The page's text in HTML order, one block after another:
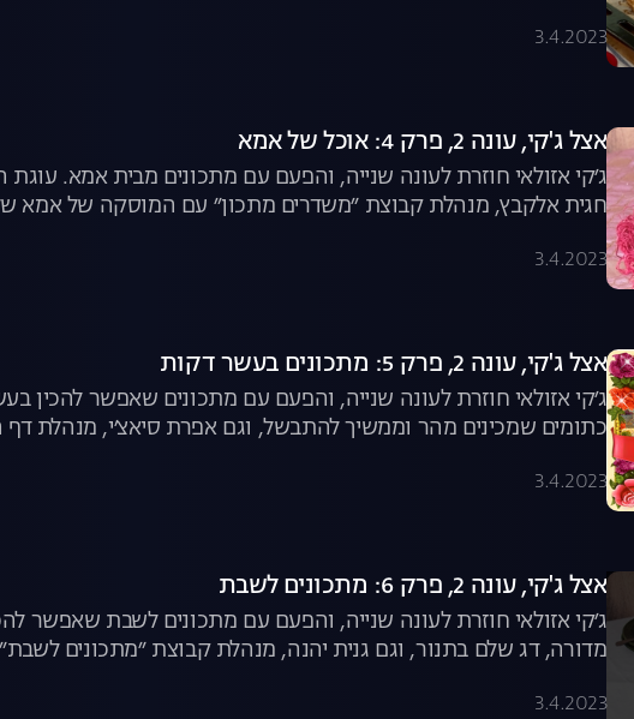
3.4.2023
אצל ג'קי, עונה 2, פרק 4: אוכל של אמא
ג׳קי אזולאי חוזרת לעונה שנייה, והפעם עם מתכונים מבית אמא.
חגית אלקבץ, מנהלת קבוצת ״משדרים מתכון״ עם המוסקה של אמא
3.4.2023
אצל ג'קי, עונה 2, פרק 5: מתכונים בעשר דקות
ג׳קי אזולאי חוזרת לעונה שנייה, והפעם עם מתכונים שאפשר
3.4.2023
אצל ג'קי, עונה 2, פרק 6: מתכונים לשבת
ג׳קי אזולאי חוזרת לעונה שנייה, והפעם עם מתכונים לשבת שאפשר
מדורה, דג שלם בתנור, וגם גנית יהנה, מנהלת קבוצת ״מתכונים
3.4.2023